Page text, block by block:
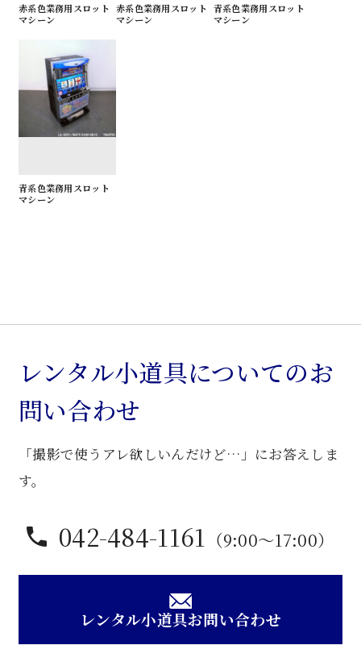
赤系色業務用スロット
マシーン
赤系色業務用スロット
マシーン
青系色業務用スロット
マシーン
青系色業務用スロット
マシーン
レンタル小道具についてのお
問い合わせ
「撮影で使うアレ欲しいんだけど…」にお答えしま
す。
042-484-1161 （9:00〜17:00）
レンタル小道具お問い合わせ